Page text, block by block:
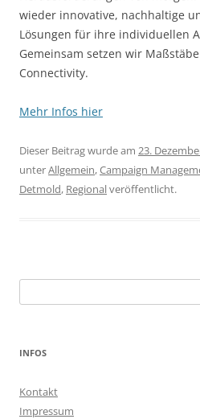
wieder innovative, nachhaltige
Lösungen für ihre individuellen
Gemeinsam setzen wir
Connectivity.
Mehr Infos hier
Dieser Beitrag wurde am 23.
unterAllgemein,Campaign
Detmold, Regionalveröffentlicht.
nach:
INFOS
Kontakt
Impressum